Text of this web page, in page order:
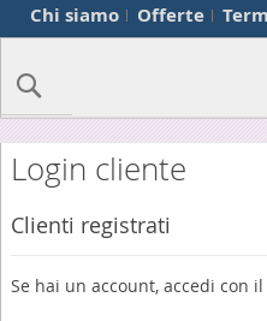
Chi siamo Offerte
Login cliente
Clienti registrati
Se hai un account, accedi con